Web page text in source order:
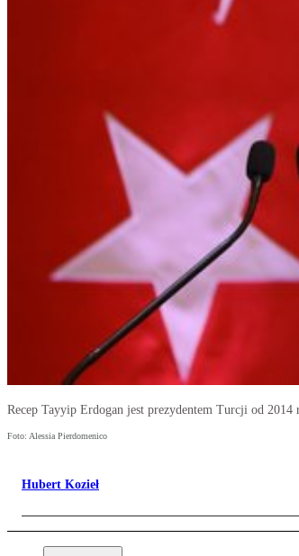
Recep Tayyip Erdogan jest prezydentem Turcji od
Foto: Alessia Pierdomenico
Hubert Kozieł